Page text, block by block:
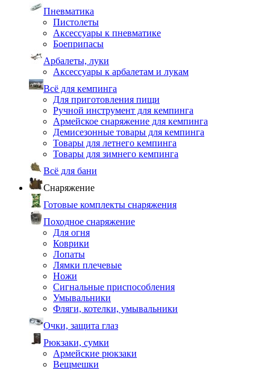
Пневматика
Пистолеты
Аксессуары к пневматике
Боеприпасы
Арбалеты, луки
Аксессуары к арбалетам и лукам
Всё для кемпинга
Для приготовления пищи
Ручной инструмент для кемпинга
Армейское снаряжение для кемпинга
Демисезонные товары для кемпинга
Товары для летнего кемпинга
Товары для зимнего кемпинга
Всё для бани
Снаряжение
Готовые комплекты снаряжения
Походное снаряжение
Для огня
Коврики
Лопаты
Лямки плечевые
Ножи
Сигнальные приспособления
Умывальники
Фляги, котелки, умывальники
Очки, защита глаз
Рюкзаки, сумки
Армейские рюкзаки
Вещмешки